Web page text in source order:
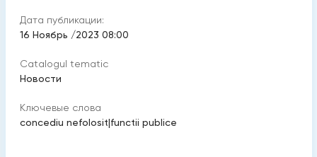
Дата публикации:
16 Ноябрь /2023 08:00
Catalogul tematic
Новости
Ключевые слова
concediu nefolosit|functii publice